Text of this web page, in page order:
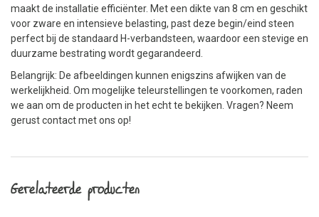
maakt de installatie efficiënter. Met een dikte van 8 cm en geschikt
voor zware en intensieve belasting, past deze begin/eind steen
perfect bij de standaard H-verbandsteen, waardoor een stevige en
duurzame bestrating wordt gegarandeerd.
Belangrijk: De afbeeldingen kunnen enigszins afwijken van de
werkelijkheid. Om mogelijke teleurstellingen te voorkomen, raden
we aan om de producten in het echt te bekijken. Vragen? Neem
gerust contact met ons op!
Gerelateerde producten